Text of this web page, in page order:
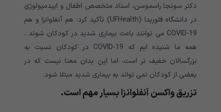
دکتر سونجا راسموسن، استاد متخصص اطفال و اپیدمیولوژی
در دانشگاه فلوریدا (UFHealth) تأکید کرد: هم آنفلوانزا و هم
COVID-19 می توانند باعث بیماری شدید در کودکان شوند .
همه ما شنیده ایم که
COVID-19 در کودکان نسبت به
بزرگسالان خفیف تر است، اما این بدان معنا نیست که در
بعضی از کودکان نمی تواند به بیماری شدید مبتلا شود.
تزریق واکسن آنفلوانزا بسیار مهم است.